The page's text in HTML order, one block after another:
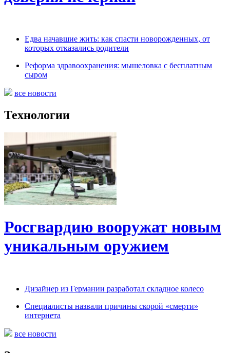
Едва начавшие жить: как спасти новорожденных, от
которых отказались родители
Реформа здравоохранения: мышеловка с бесплатным
сыром
все новости
Технологии
Росгвардию вооружат новым
уникальным оружием
Дизайнер из Германии разработал складное колесо
Специалисты назвали причины скорой «смерти»
интернета
все новости